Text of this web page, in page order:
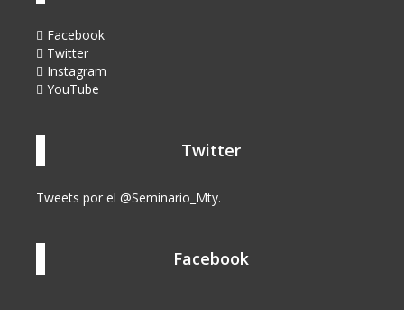
Facebook
Twitter
Instagram
YouTube
Twitter
Tweets por el @Seminario_Mty.
Facebook